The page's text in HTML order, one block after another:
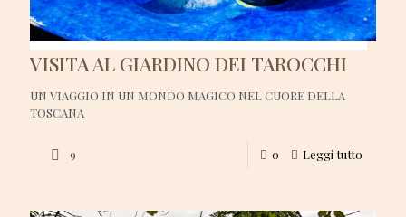
VISITA AL GIARDINO DEI TAROCCHI
UN VIAGGIO IN UN MONDO MAGICO NEL CUORE DELLA
TOSCANA
9 0 Leggi tutto